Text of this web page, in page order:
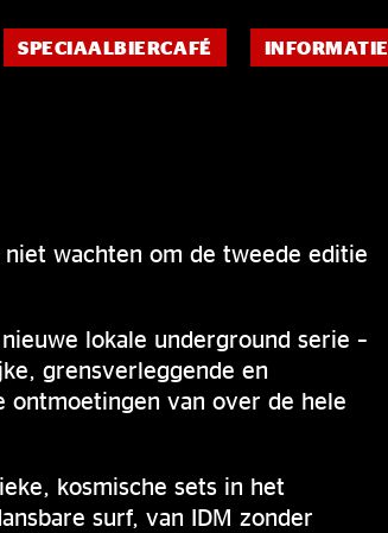
SPECIAALBIERCAFÉ INFORMATIE
wachten om de tweede editie
lokale underground serie –
grensverleggende en
ontmoetingen van over de hele
kosmische sets in het
surf, van IDM zonder